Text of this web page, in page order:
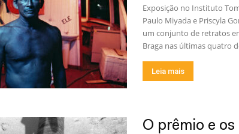
Exposição no Instituto
Paulo Miyada e Priscyla
um conjunto de retratos
Braga nas últimas quatro
Leia mais
O prêmio e os